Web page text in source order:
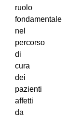
ruolo
fondamentale
nel
percorso
di
cura
dei
pazienti
affetti
da